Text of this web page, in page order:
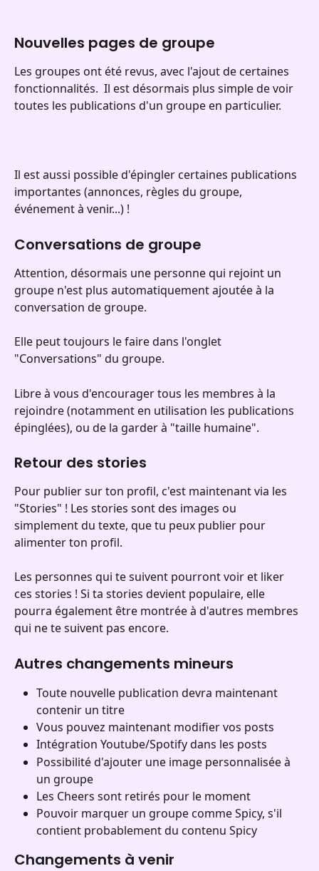
Nouvelles pages de groupe
Les groupes ont été revus, avec l'ajout de certaines
fonctionnalités.  Il est désormais plus simple de voir
toutes les publications d'un groupe en particulier.
Il est aussi possible d'épingler certaines publications
importantes (annonces, règles du groupe,
événement à venir...) !
Conversations de groupe
Attention, désormais une personne qui rejoint un
groupe n'est plus automatiquement ajoutée à la
conversation de groupe.
Elle peut toujours le faire dans l'onglet
"Conversations" du groupe.
Libre à vous d'encourager tous les membres à la
rejoindre (notamment en utilisation les publications
épinglées), ou de la garder à "taille humaine".
Retour des stories
Pour publier sur ton profil, c'est maintenant via les
"Stories" ! Les stories sont des images ou
simplement du texte, que tu peux publier pour
alimenter ton profil.
Les personnes qui te suivent pourront voir et liker
ces stories ! Si ta stories devient populaire, elle
pourra également être montrée à d'autres membres
qui ne te suivent pas encore.
Autres changements mineurs
Toute nouvelle publication devra maintenant
contenir un titre
Vous pouvez maintenant modifier vos posts
Intégration Youtube/Spotify dans les posts
Possibilité d'ajouter une image personnalisée à
un groupe
Les Cheers sont retirés pour le moment
Pouvoir marquer un groupe comme Spicy, s'il
contient probablement du contenu Spicy
Changements à venir